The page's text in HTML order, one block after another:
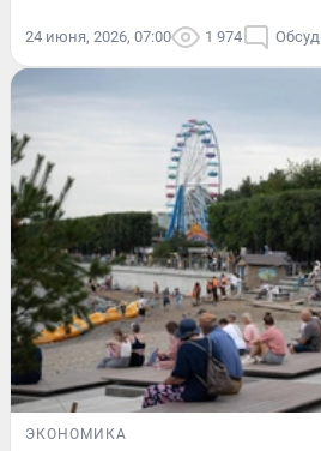
24 июня, 2026, 07:00 1 974
ЭКОНОМИКА